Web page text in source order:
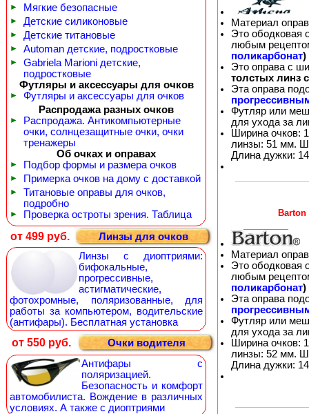
► Мягкие безопасные
► Детские силиконовые
► Детские титановые
► Automan детские, подростковые
►
Gabriela Marioni детские,
подростковые
Футляры и аксессуары для очков
►
Футляры и аксессуары для очков
Распродажа разных очков
►
Распродажа. Антикомпьютерные
очки, солнцезащитные очки, очки
тренажеры
Об очках и оправах
► Подбор формы и размера очков
► Примерка очков на дому с доставкой
►
Титановые оправы для очков,
подробно
► Проверка остроты зрения. Таблица
от 499 руб.
Линзы для очков
Линзы с диоптриями:
бифокальные,
прогрессивные,
астигматические,
фотохромные, поляризованные, для
работы за компьютером, водительские
(антифары). Бесплатная установка
от 550 руб.
Очки водителя
Антифары с
поляризацией.
Безопасность и комфорт
автомобилиста. Вождение в различных
условиях. А также с диоптриями
Материал
Это ободковая
любым
поликарбонат)
Это оправа с
толстых линз
Эта оправа
Футляр или
для ухода за
Ширина очков:
линзы: 51 мм.
Длина дужки:
Barton
Материал
Это ободковая
любым
поликарбонат)
Эта оправа
Футляр или
для ухода за
Ширина очков:
линзы: 52 мм.
Длина дужки: